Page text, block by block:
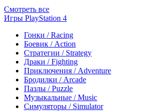
Смотреть все
Игры PlayStation 4
Гонки / Racing
Боевик / Action
Стратегии / Strategy
Драки / Fighting
Приключения / Adventure
Бродилки / Arcade
Пазлы / Puzzle
Музыкальные / Music
Симуляторы / Simulator